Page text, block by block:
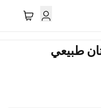
طبيعي